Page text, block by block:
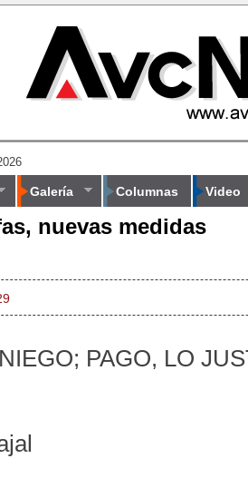
Galería Columnas Video
nuevas medidas
PAGO, LO